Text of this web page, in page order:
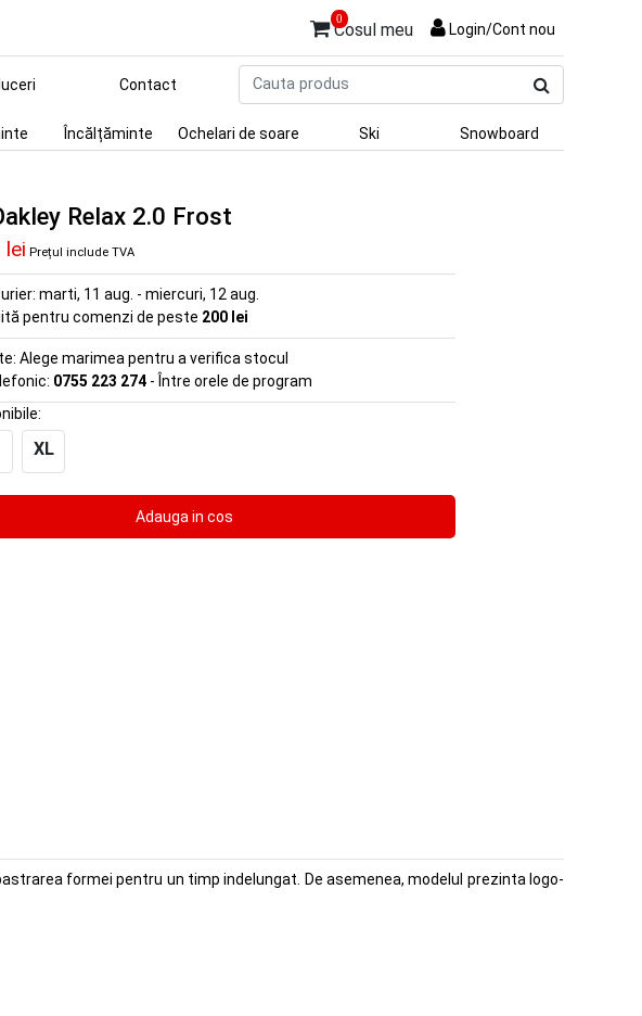
0
Cosul meu Login/Cont nou
produs
Contact
Încălțăminte Ochelari de soare Ski Snowboard
Relax 2.0 Frost
lei Prețul include TVA
marti, 11 aug. - miercuri, 12 aug.
pentru comenzi de peste 200 lei
Alege marimea pentru a verifica stocul
0755 223 274 - Între orele de program
XL
formei pentru un timp indelungat. De asemenea, modelul prezinta logo-